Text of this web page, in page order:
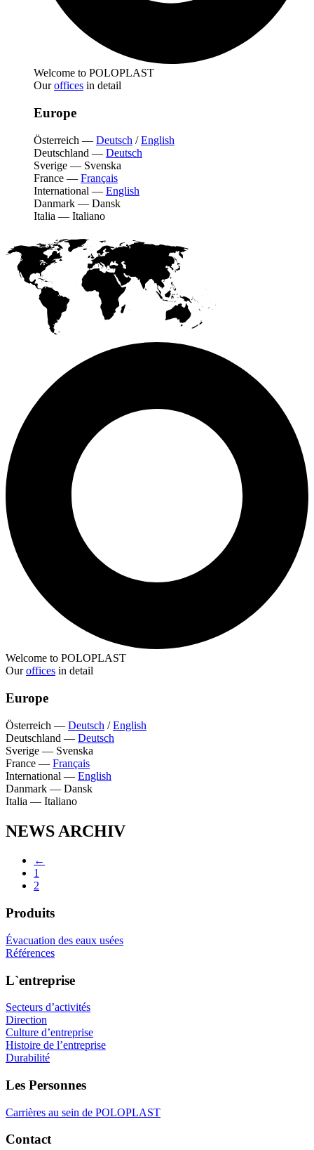
Welcome to POLOPLAST
Ouroffices in detail
Europe
Österreich — Deutsch /English
Deutschland — Deutsch
Sverige — Svenska
France — Français
International — English
Danmark — Dansk
Italia — Italiano
Welcome to POLOPLAST
Ouroffices in detail
Europe
Österreich — Deutsch /English
Deutschland — Deutsch
Sverige — Svenska
France — Français
International — English
Danmark — Dansk
Italia — Italiano
NEWS ARCHIV
←
1
2
Produits
Évacuation des eaux usées
Références
L`entreprise
Secteurs d’activités
Direction
Culture d’entreprise
Histoire de l’entreprise
Durabilité
Les Personnes
Carrières au sein de POLOPLAST
Contact